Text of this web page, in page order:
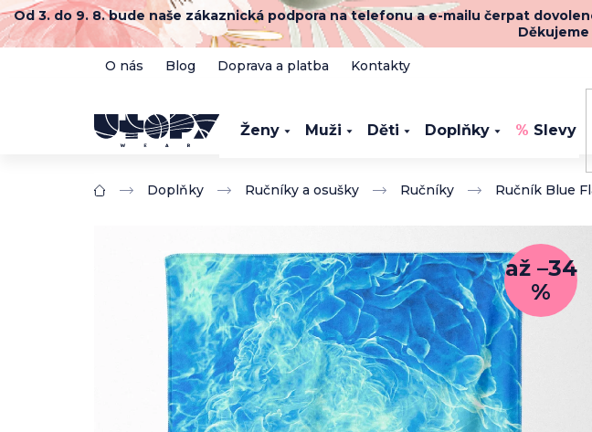
Přejít
na
obsah
Od 3. do 9. 8. bude naše zákaznická podpora na telefonu a e-mailu čerpat
O nás Blog Doprava a platba Kontakty
Ženy Muži Děti Doplňky Slevy
Domů Doplňky Ručníky a osušky Ručníky Ručník Blue
až –34
%